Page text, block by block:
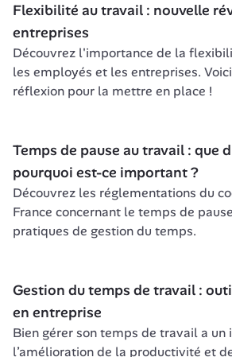
Flexibilité au travail : nouvelle
entreprises
Découvrez l'importance de la
les employés et les entreprises.
réflexion pour la mettre en place !
Temps de pause au travail : que
pourquoi est-ce important ?
Découvrez les réglementations du
France concernant le temps de
pratiques de gestion du temps.
Gestion du temps de travail :
en entreprise
Bien gérer son temps de travail a
l’amélioration de la productivité et